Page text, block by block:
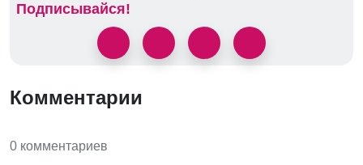
Подписывайся!
Комментарии
0 комментариев